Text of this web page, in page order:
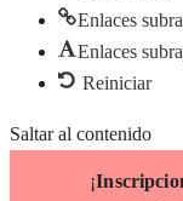
Enlaces
Enlaces
Reiniciar
Saltar al contenido
¡